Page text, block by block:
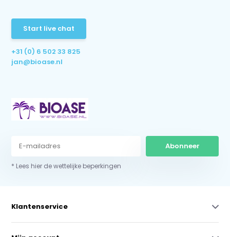
Start live chat
+31 (0) 6 502 33 825
jan@bioase.nl
Abonneer
* Lees hier de wettelijke beperkingen
Klantenservice